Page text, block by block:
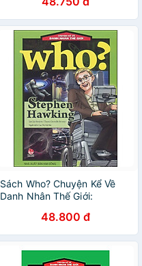
Sách Who? Chuyện Kể Về
Danh Nhân Thế Giới:
48.800 đ